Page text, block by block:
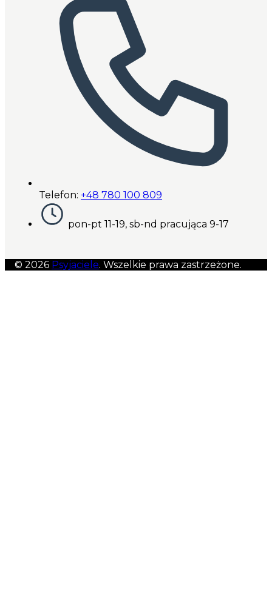
Telefon: +48 780 100 809
pon-pt 11-19, sb-nd pracująca 9-17
© 2026 Psyjaciele. Wszelkie prawa zastrzeżone.